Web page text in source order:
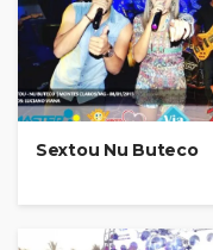
Sextou Nu Buteco